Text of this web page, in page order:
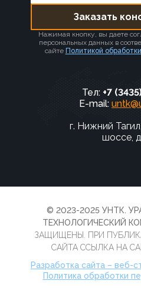
Нажимая кнопку, вы даете
персональных данных в
сайте Политикой
Тел: +7
E-mail:
г. Нижний
шоссе,
© 2023-2025 УНТК.
ТЕХНОЛОГИЧЕСКИЙ
ЗАЩИЩЕНЫ. ПРИ
САЙТА ССЫЛКА НА
Разработка сайта – веб-
Политика обработки